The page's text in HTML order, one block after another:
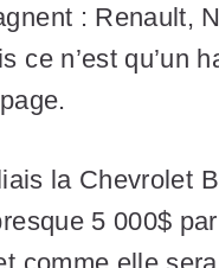
: Renault,
ce n’est qu’un
la Chevrolet
5 000$